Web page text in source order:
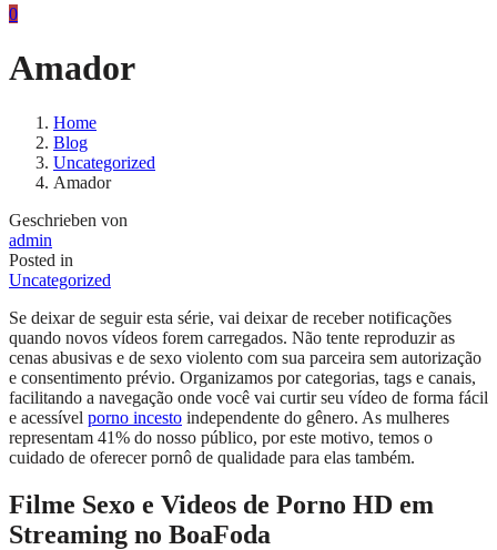
0
Amador
Home
Blog
Uncategorized
Amador
Geschrieben von
admin
Posted in
Uncategorized
Se deixar de seguir esta série, vai deixar de receber notificações
quando novos vídeos forem carregados. Não tente reproduzir as
cenas abusivas e de sexo violento com sua parceira sem autorização
e consentimento prévio. Organizamos por categorias, tags e canais,
facilitando a navegação onde você vai curtir seu vídeo de forma fácil
e acessível porno incesto independente do gênero. As mulheres
representam 41% do nosso público, por este motivo, temos o
cuidado de oferecer pornô de qualidade para elas também.
Filme Sexo e Videos de Porno HD em
Streaming no BoaFoda